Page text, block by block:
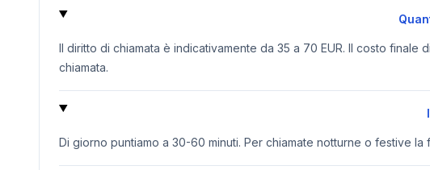
Il diritto di chiamata è indicativamente da 35 a 70 EUR. Il costo
chiamata.
Di giorno puntiamo a 30-60 minuti. Per chiamate notturne o festive